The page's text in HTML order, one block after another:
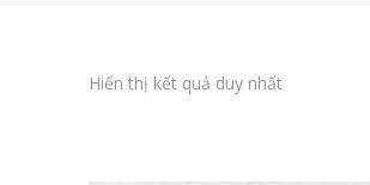
Hiển thị kết quả duy nhất